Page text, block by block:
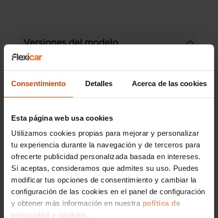
Consentimiento Detalles Acerca de las cookies
Esta página web usa cookies
Utilizamos cookies propias para mejorar y personalizar
tu experiencia durante la navegación y de terceros para
ofrecerte publicidad personalizada basada en intereses.
Si aceptas, consideramos que admites su uso. Puedes
modificar tus opciones de consentimiento y cambiar la
configuración de las cookies en el panel de configuración
y obtener más información en nuestra política de
privacidad y cookies.
Versiones del modelo
AUDI A3 Line AUDI A3 Black
AUDI A3 Ambition AUDI A3 Cabrio
Modelos por provincia
AUDI A1 en Pontevedra
AUDI A3 en Pontevedra